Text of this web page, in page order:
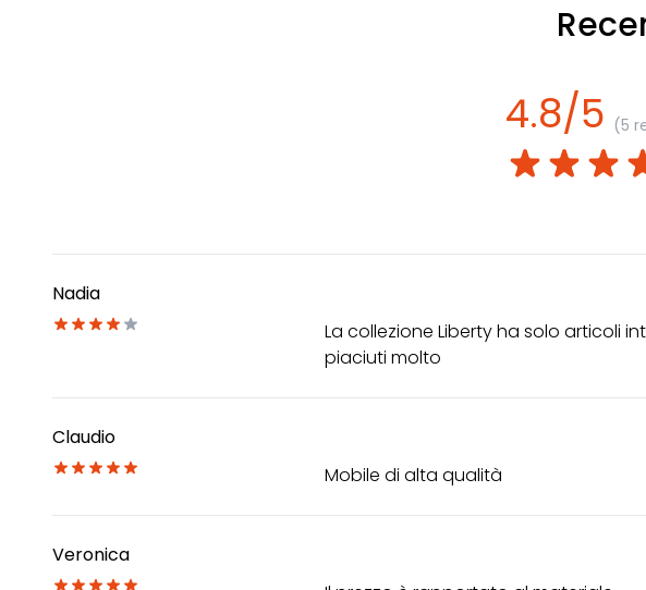
4.8/5 (5
Nadia
La collezione Liberty ha solo articoli
piaciuti molto
Claudio
Mobile di alta qualità
Veronica